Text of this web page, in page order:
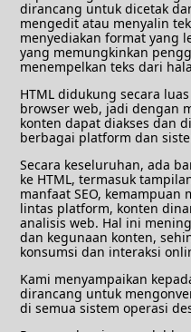
dirancang untuk dicetak
mengedit atau menyalin
menyediakan format yang
yang memungkinkan
menempelkan teks dari
HTML didukung secara
browser web, jadi dengan
konten dapat diakses dan
berbagai platform dan
Secara keseluruhan, ada
ke HTML, termasuk
manfaat SEO,
lintas platform, konten
analisis web. Hal ini
dan kegunaan konten,
konsumsi dan interaksi
Kami menyampaikan
dirancang untuk
di semua sistem operasi